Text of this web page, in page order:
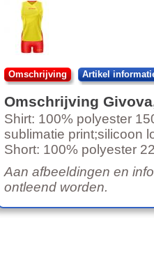
Omschrijving Artikel
Omschrijving Givova
Shirt: 100% polyester
sublimatie print;silicoon
Short: 100% polyester
Aan afbeeldingen en
ontleend worden.